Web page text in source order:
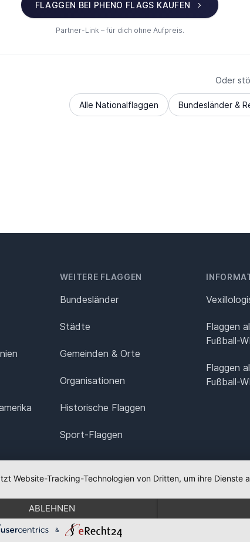
FLAGGEN BEI PHENO FLAGS KAUFEN
Partner-Link – für dich ohne Aufpreis.
Oder
Alle Nationalflaggen Bundesländer &
WEITERE FLAGGEN
Bundesländer
Städte
Gemeinden & Orte
Organisationen
Historische Flaggen
Sport-Flaggen
Flaggen
Fußball-
Flaggen
Fußball-
Website-Tracking-Technologien von Dritten, um ihre
ABLEHNEN
&